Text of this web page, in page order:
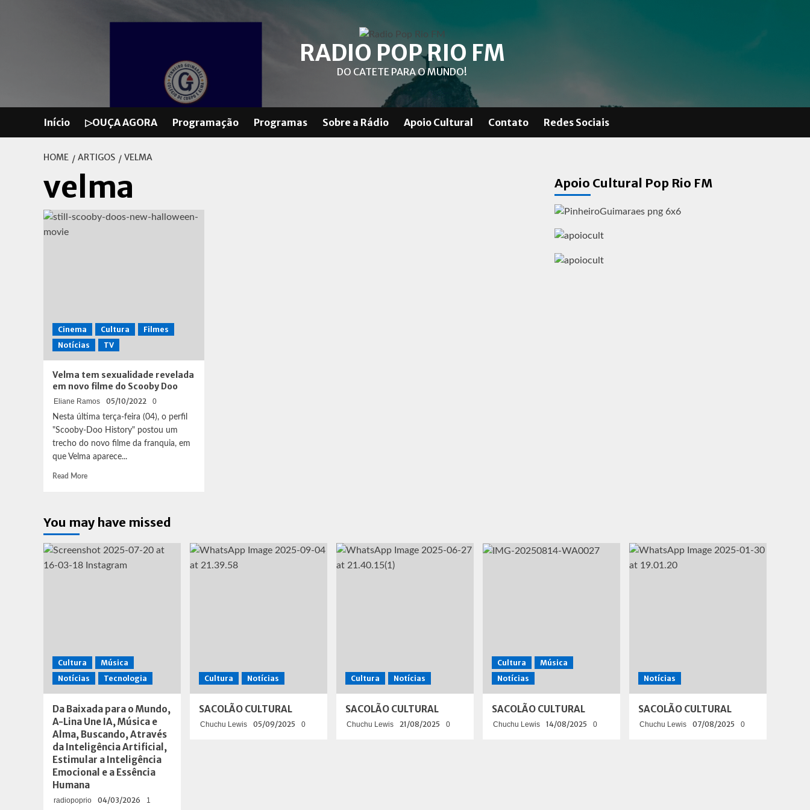
RADIO POP RIO FM
DO CATETE PARA O MUNDO!
Início ▷OUÇA AGORA Programação Programas Sobre a Rádio Apoio Cultural Contato Redes Sociais
HOME ARTIGOS VELMA
velma
Cinema Cultura
Filmes
Notícias
TV
Velma tem sexualidade revelada
em novo filme do Scooby Doo
Eliane Ramos 05/10/2022
0
Nesta última terça-feira (04), o perfil
"Scooby-Doo History" postou um
trecho do novo filme da franquia, em
que Velma aparece...
Read MoreRead
tem
sexualidade
em
novo
Apoio Cultural Pop Rio FM
You may have missed
Cultura
Música
Notícias
Tecnologia
Da Baixada para o Mundo,
A-Lina Une IA, Música e
Alma, Buscando, Através
da Inteligência Artificial,
Estimular a Inteligência
Emocional e a Essência
Humana
radiopoprio 04/03/2026 1
Cultura Notícias
SACOLÃO CULTURAL
Chuchu Lewis 05/09/2025 0
Cultura Notícias
SACOLÃO CULTURAL
Chuchu Lewis 21/08/2025 0
Cultura
Música
Notícias
SACOLÃO CULTURAL
Chuchu Lewis 14/08/2025 0
Notícias
SACOLÃO CULTURAL
Chuchu Lewis 07/08/2025 0